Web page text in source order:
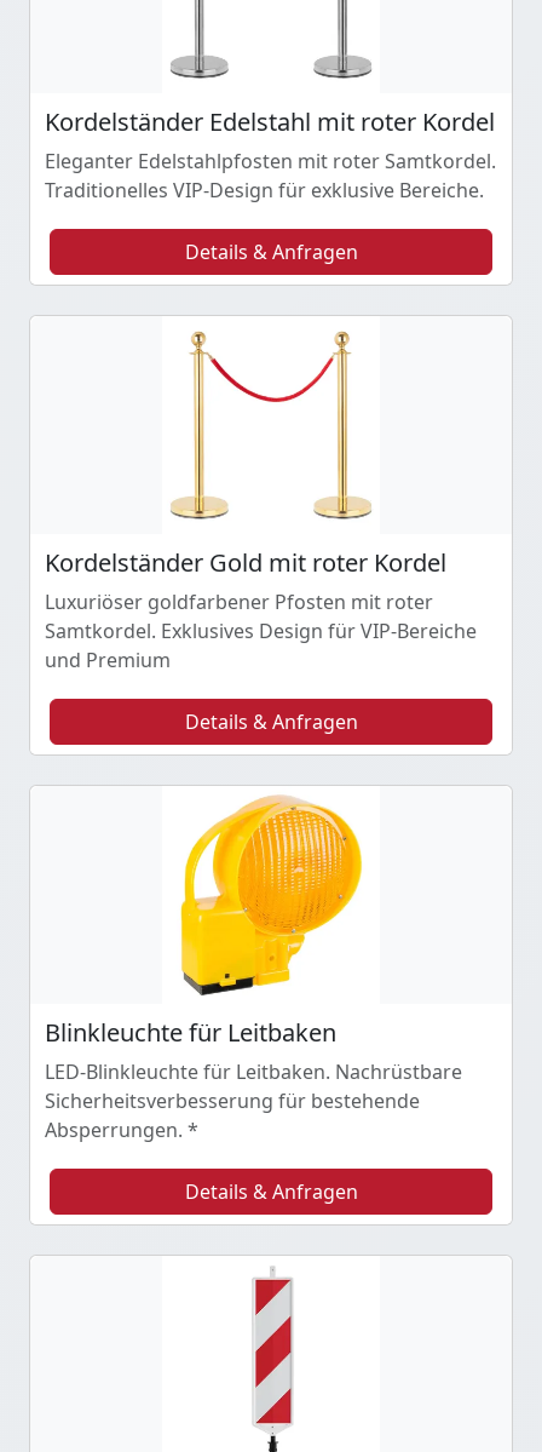
Kordelständer Edelstahl mit roter Kordel
Eleganter Edelstahlpfosten mit roter Samtkordel.
Traditionelles VIP-Design für exklusive Bereiche.
Details & Anfragen
Kordelständer Gold mit roter Kordel
Luxuriöser goldfarbener Pfosten mit roter
Samtkordel. Exklusives Design für VIP-Bereiche
und Premium
Details & Anfragen
Blinkleuchte für Leitbaken
LED-Blinkleuchte für Leitbaken. Nachrüstbare
Sicherheitsverbesserung für bestehende
Absperrungen. *
Details & Anfragen